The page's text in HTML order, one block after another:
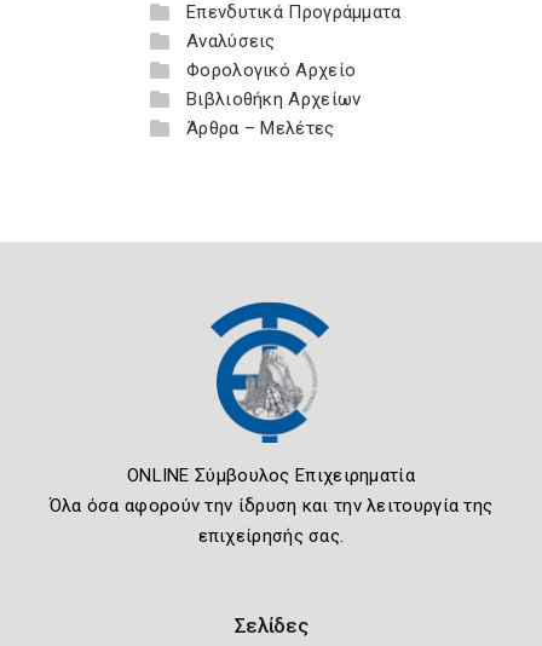
Επενδυτικά Προγράμματα
Αναλύσεις
Φορολογικό Αρχείο
Βιβλιοθήκη Αρχείων
Άρθρα – Μελέτες
ONLINE Σύμβουλος Επιχειρηματία
Όλα όσα αφορούν την ίδρυση και την λειτουργία της
επιχείρησής σας.
Σελίδες